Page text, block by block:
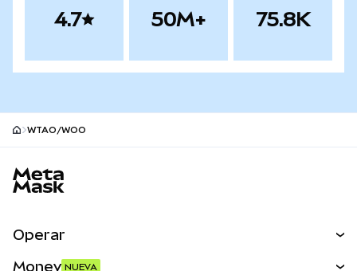
4.7 50M+ 75.8K
WTAO/WOO
Operar
Money NUEVA